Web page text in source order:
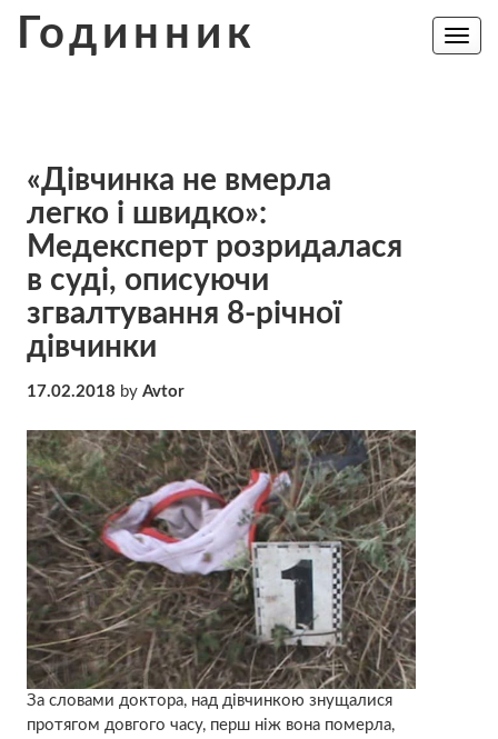
Годинник
Toggle
«Дівчинка не вмерла
легко і швидко»:
Медексперт розридалася
в суді, описуючи
згвалтування 8-річної
дівчинки
17.02.2018 by Avtor
За словами доктора, над дівчинкою знущалися
протягом довгого часу, перш ніж вона померла,